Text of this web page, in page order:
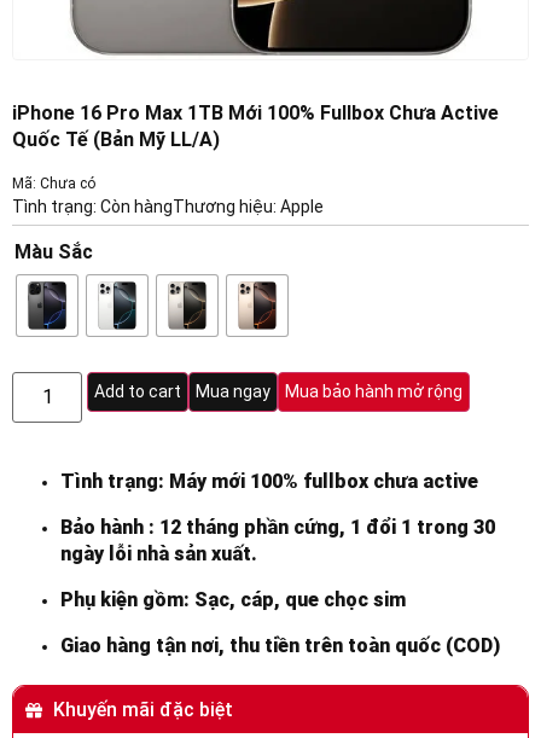
iPhone 16 Pro Max 1TB Mới 100% Fullbox Chưa Active
Quốc Tế (Bản Mỹ LL/A)
Mã: Chưa có
Tình trạng: Còn hàngThương hiệu: Apple
Màu Sắc
Add to cart Mua ngay Mua bảo hành mở rộng
Tình trạng: Máy mới 100% fullbox chưa active
Bảo hành : 12 tháng phần cứng, 1 đổi 1 trong 30
ngày lỗi nhà sản xuất.
Phụ kiện gồm: Sạc, cáp, que chọc sim
Giao hàng tận nơi, thu tiền trên toàn quốc (COD)
Khuyến mãi đặc biệt